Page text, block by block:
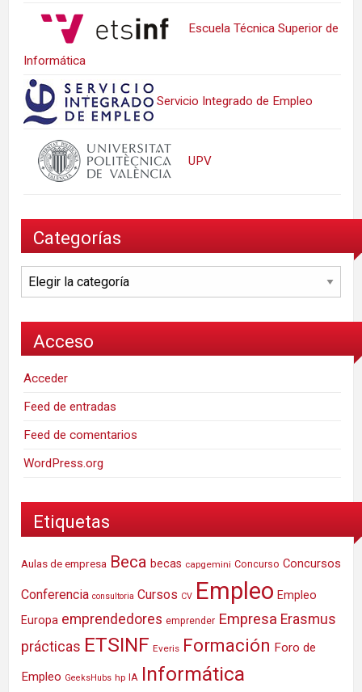
Escuela Técnica Superior de
Informática
Servicio Integrado de Empleo
UPV
Categorías
Categorías
Acceso
Acceder
Feed de entradas
Feed de comentarios
WordPress.org
Etiquetas
Aulas de empresa Beca becas capgemini Concurso Concursos
Conferencia consultoria Cursos CV Empleo Empleo
Europa emprendedores emprender Empresa Erasmus
prácticas ETSINF Everis Formación Foro de
Empleo GeeksHubs hp IA Informática